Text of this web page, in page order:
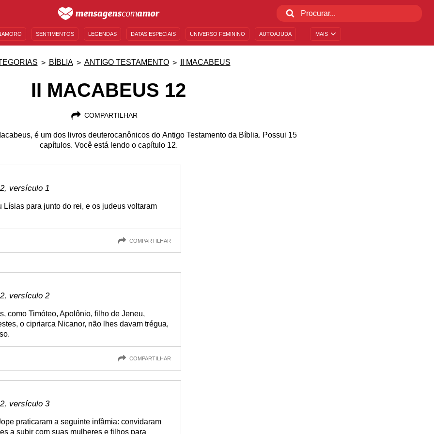
MAIS
SENTIMENTOS LEGENDAS DATAS ESPECIAIS UNIVERSO FEMININO AUTOAJUDA
BÍBLIA ANTIGO TESTAMENTO II MACABEUS
II MACABEUS 12
COMPARTILHAR
é um dos livros deuterocanônicos do Antigo Testamento da Bíblia. Possui 15
capítulos. Você está lendo o capítulo 12.
versículo 1
para junto do rei, e os judeus voltaram
COMPARTILHAR
versículo 2
como Timóteo, Apolônio, filho de Jeneu,
o cipriarca Nicanor, não lhes davam trégua,
COMPARTILHAR
versículo 3
praticaram a seguinte infâmia: convidaram
a subir com suas mulheres e filhos para